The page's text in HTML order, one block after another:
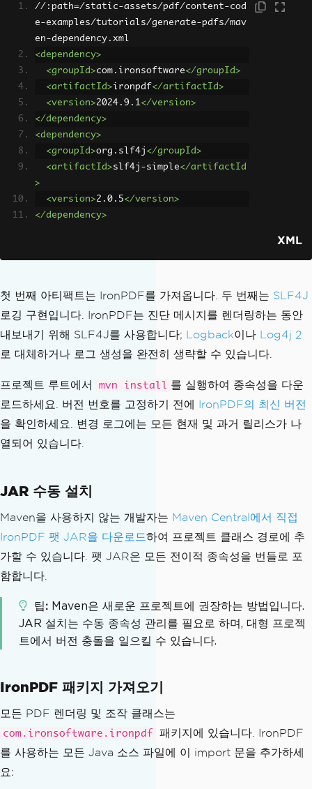
//:path=/static-assets/pdf/content-cod
e-examples/tutorials/generate-pdfs/mav
en-dependency.xml
<dependency>
<groupId>com.ironsoftware</groupId>
<artifactId>ironpdf</artifactId>
<version>2024.9.1</version>
</dependency>
<dependency>
<groupId>org.slf4j</groupId>
<artifactId>slf4j-simple</artifactId
>
<version>2.0.5</version>
</dependency>
XML
첫 번째 아티팩트는 IronPDF를 가져옵니다. 두 번째는 SLF4J
로깅 구현입니다. IronPDF는 진단 메시지를 렌더링하는 동안
내보내기 위해 SLF4J를 사용합니다; Logback이나 Log4j 2
로 대체하거나 로그 생성을 완전히 생략할 수 있습니다.
프로젝트 루트에서 mvn install
를 실행하여 종속성을 다운
로드하세요. 버전 번호를 고정하기 전에 IronPDF의 최신 버전
을 확인하세요. 변경 로그에는 모든 현재 및 과거 릴리스가 나
열되어 있습니다.
JAR 수동 설치
Maven을 사용하지 않는 개발자는 Maven Central에서 직접
IronPDF 팻 JAR을 다운로드하여 프로젝트 클래스 경로에 추
가할 수 있습니다. 팻 JAR은 모든 전이적 종속성을 번들로 포
함합니다.
팁
Maven은 새로운 프로젝트에 권장하는 방법입니다.
JAR 설치는 수동 종속성 관리를 필요로 하며, 대형 프로젝
트에서 버전 충돌을 일으킬 수 있습니다.
IronPDF 패키지 가져오기
모든 PDF 렌더링 및 조작 클래스는
com.ironsoftware.ironpdf
패키지에 있습니다. IronPDF
를 사용하는 모든 Java 소스 파일에 이 import 문을 추가하세
요: